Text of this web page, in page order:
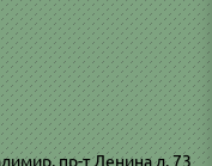
пр-т Ленина д. 73